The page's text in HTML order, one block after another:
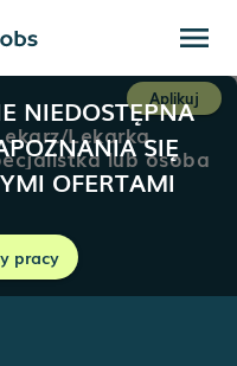
menu
NIEDOSTĘPNA
SIĘ
OFERTAMI
pracy
Aplikuj
Lekarka
lub osoba